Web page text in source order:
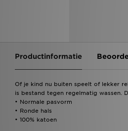
Productinformatie
Of je kind nu buiten speelt of lekker
is bestand tegen regelmatig wassen.
• Normale pasvorm
• Ronde hals
• 100% katoen